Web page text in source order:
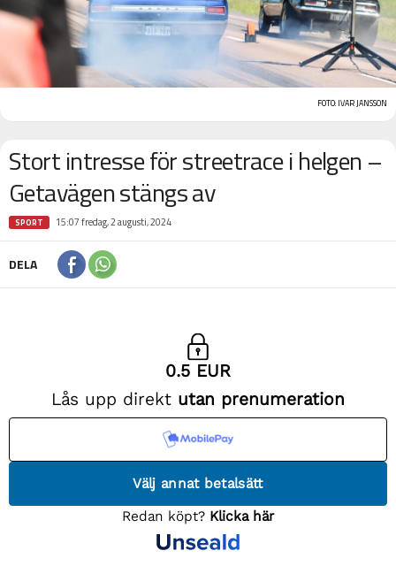
FOTO: IVAR JANSSON
Stort intresse för streetrace i helgen –
Getavägen stängs av
SPORT 15:07 fredag, 2 augusti, 2024
DELA